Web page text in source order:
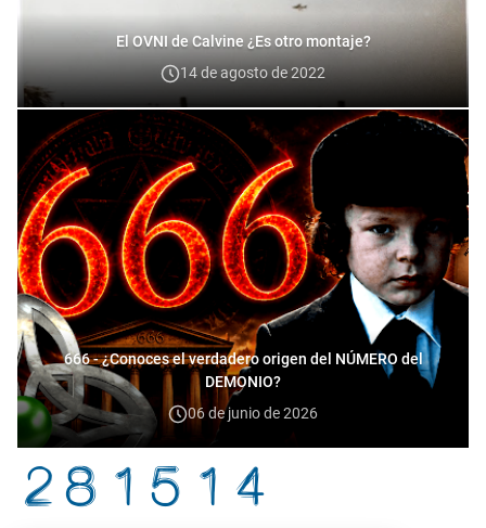
El OVNI de Calvine ¿Es otro montaje?
14 de agosto de 2022
666 - ¿Conoces el verdadero origen del NÚMERO del
DEMONIO?
06 de junio de 2026